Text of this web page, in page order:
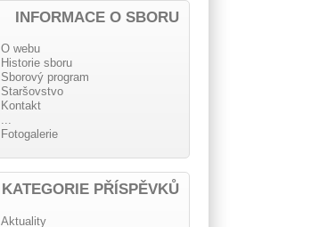
INFORMACE O SBORU
O webu
Historie sboru
Sborový program
Staršovstvo
Kontakt
Fotogalerie
KATEGORIE PŘÍSPĚVKŮ
Aktuality